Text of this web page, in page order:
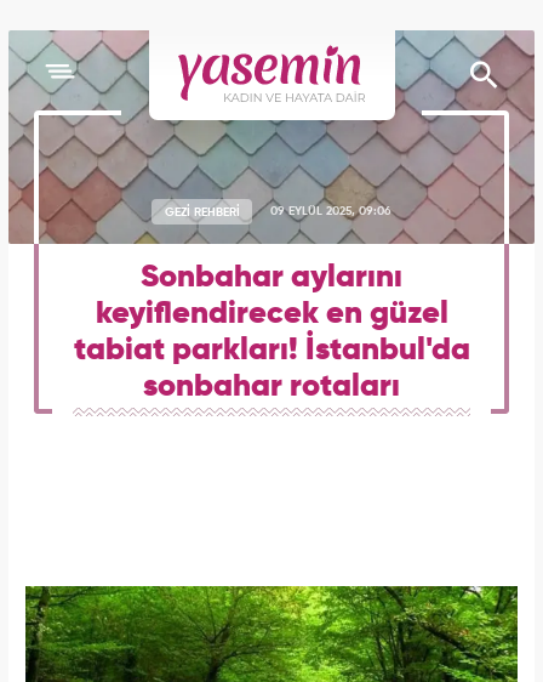
GEZİ REHBERİ 09 EYLÜL 2025, 09:06
Sonbahar aylarını
keyiflendirecek en güzel
tabiat parkları! İstanbul'da
sonbahar rotaları